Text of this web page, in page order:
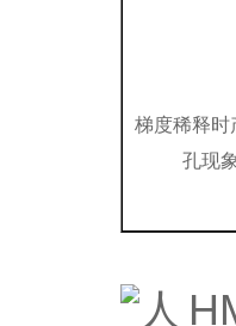
梯度稀释时
孔现